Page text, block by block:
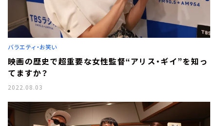
バラエティ・お笑い
映画の歴史で超重要な女性監督“アリス・ギイ”を知っ
てますか？
2022.08.03